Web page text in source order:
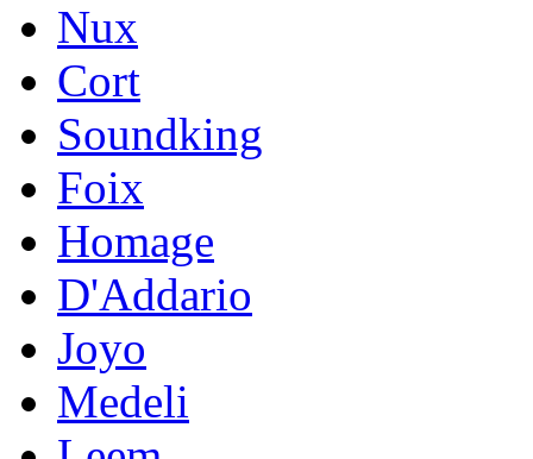
Nux
Cort
Soundking
Foix
Homage
D'Addario
Joyo
Medeli